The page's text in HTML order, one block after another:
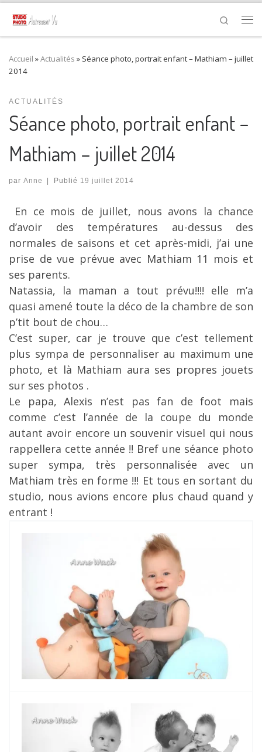
Passer au contenu
Search
Accueil »Actualités » Séance photo, portrait enfant – Mathiam – juillet
2014
ACTUALITÉS
Séance photo, portrait enfant –
Mathiam – juillet 2014
par Anne Publié 19 juillet 2014
En ce mois de juillet, nous avons la chance
d’avoir des températures au-dessus des
normales de saisons et cet après-midi, j’ai une
prise de vue prévue avec Mathiam 11 mois et
ses parents.
Natassia, la maman a tout prévu!!!! elle m’a
quasi amené toute la déco de la chambre de son
p’tit bout de chou…
C’est super, car je trouve que c’est tellement
plus sympa de personnaliser au maximum une
photo, et là Mathiam aura ses propres jouets
sur ses photos .
Le papa, Alexis n’est pas fan de foot mais
comme c’est l’année de la coupe du monde
autant avoir encore un souvenir visuel qui nous
rappellera cette année !! Bref une séance photo
super sympa, très personnalisée avec un
Mathiam très en forme !!! Et tous en sortant du
studio, nous avions encore plus chaud quand y
entrant !